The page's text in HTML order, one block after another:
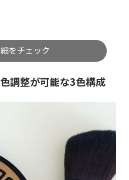
をチェック
調整が可能な3色構成